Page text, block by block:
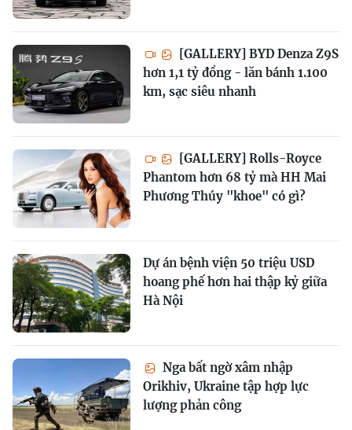
[GALLERY] BYD Denza Z9S
hơn 1,1 tỷ đồng - lăn bánh 1.100
km, sạc siêu nhanh
[GALLERY] Rolls-Royce
Phantom hơn 68 tỷ mà HH Mai
Phương Thúy "khoe" có gì?
Dự án bệnh viện 50 triệu USD
hoang phế hơn hai thập kỷ giữa
Hà Nội
Nga bất ngờ xâm nhập
Orikhiv, Ukraine tập hợp lực
lượng phản công